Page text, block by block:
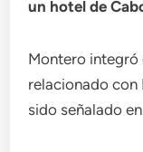
un hotel de
Montero integró
relacionado con
sido señalado